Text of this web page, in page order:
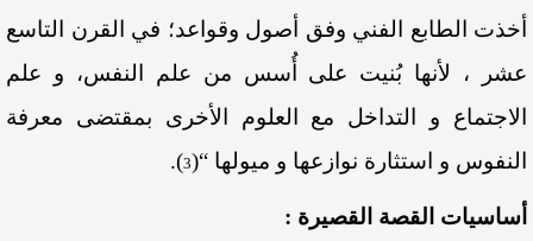
أخذت الطابع الفني وفق أصول وقواعد؛ في القرن التاسع
عشر ، لأنها بُنيت على أُسس من علم النفس، و علم
الاجتماع و التداخل مع العلوم الأخرى بمقتضى معرفة
النفوس و استثارة نوازعها و ميولها “(
3
)
.
أساسيات القصة القصيرة :